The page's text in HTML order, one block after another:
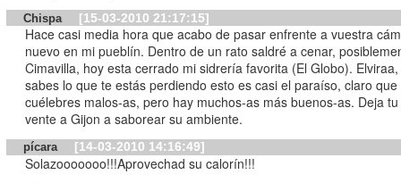
Chispa [15-03-2010 21:17:15]
Hace casi media hora que acabo de pasar enfrente a vuestra
nuevo en mi pueblín. Dentro de un rato saldré a cenar,
Cimavilla, hoy esta cerrado mi sidrería favorita (El Globo).
sabes lo que te estás perdiendo esto es casi el paraíso, claro que
cuélebres malos-as, pero hay muchos-as más buenos-as. Deja
vente a Gijon a saborear su ambiente.
pícara [14-03-2010 14:16:49]
Solazooooooo!!!Aprovechad su calorín!!!